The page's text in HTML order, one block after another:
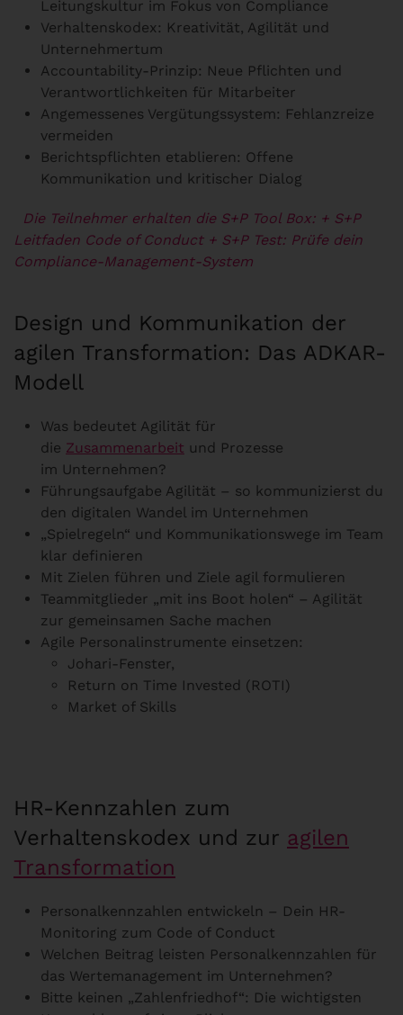
Leitungskultur im Fokus von Compliance
Verhaltenskodex: Kreativität, Agilität und
Unternehmertum
Accountability-Prinzip: Neue Pflichten und
Verantwortlichkeiten für Mitarbeiter
Angemessenes Vergütungssystem: Fehlanzreize
vermeiden
Berichtspflichten etablieren: Offene
Kommunikation und kritischer Dialog
Die Teilnehmer erhalten die S+P Tool Box: + S+P
Leitfaden Code of Conduct + S+P Test: Prüfe dein
Compliance-Management-System
Design und Kommunikation der
agilen Transformation: Das ADKAR-
Modell
Was bedeutet Agilität für
die Zusammenarbeit und Prozesse
im Unternehmen?
Führungsaufgabe Agilität – so kommunizierst du
den digitalen Wandel im Unternehmen
„Spielregeln“ und Kommunikationswege im Team
klar definieren
Mit Zielen führen und Ziele agil formulieren
Teammitglieder „mit ins Boot holen“ – Agilität
zur gemeinsamen Sache machen
Agile Personalinstrumente einsetzen:
Johari-Fenster,
Return on Time Invested (ROTI)
Market of Skills
HR-Kennzahlen zum
Verhaltenskodex und zur agilen
Transformation
Personalkennzahlen entwickeln – Dein HR-
Monitoring zum Code of Conduct
Welchen Beitrag leisten Personalkennzahlen für
das Wertemanagement im Unternehmen?
Bitte keinen „Zahlenfriedhof“: Die wichtigsten